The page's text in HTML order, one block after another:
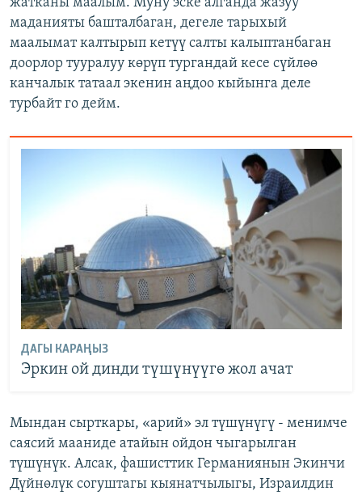
жатканы маалым. Муну эске алганда жазуу
маданияты башталбаган, дегеле тарыхый
маалымат калтырып кетүү салты калыптанбаган
доорлор тууралуу көрүп тургандай кесе сүйлөө
канчалык татаал экенин аңдоо кыйынга деле
турбайт го дейм.
ДАГЫ КАРАҢЫЗ
Эркин ой динди түшүнүүгө жол ачат
Мындан сырткары, «арий» эл түшүнүгү - менимче
саясий мааниде атайын ойдон чыгарылган
түшүнүк. Алсак, фашисттик Германиянын Экинчи
Дүйнөлүк согуштагы кыянатчылыгы, Израилдин